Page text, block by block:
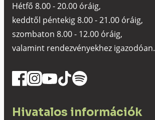
Hétfő 8.00 - 20.00 óráig,
keddtől péntekig 8.00 - 21.00 óráig,
szombaton 8.00 - 12.00 óráig,
valamint rendezvényekhez igazodóan.
Hivatalos információk